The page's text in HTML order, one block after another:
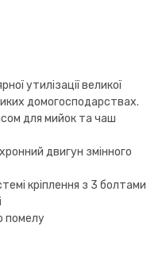
утилізації великої
домогосподарствах.
для мийок та чаш
двигун змінного
кріплення з 3 болтами
помелу